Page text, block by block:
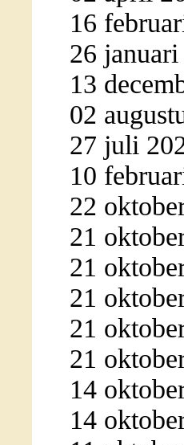
16
26
13
02
27 juli
10
22
21
21
21
21
21
14
14